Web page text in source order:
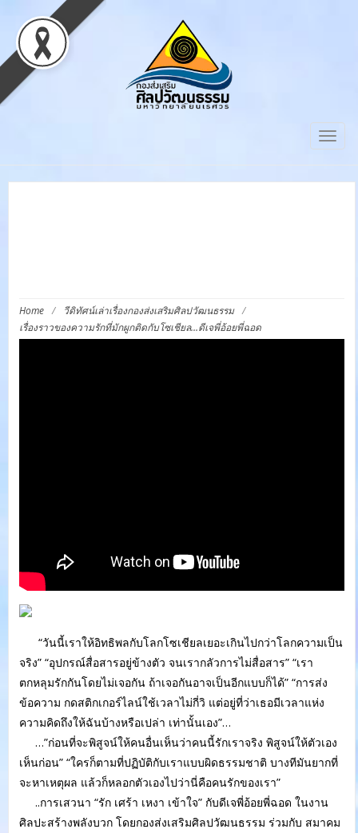
Home / วีดิทัศน์เล่าเรื่องกองส่งเสริมศิลปวัฒนธรรม /
เรื่องราวของความรักที่มักผูกติดกับโซเชียล…ดีเจพี่อ้อยพี่ฉอด
“วันนี้เราให้อิทธิพลกับโลกโซเชียลเยอะเกินไปกว่าโลกความเป็น
จริง” “อุปกรณ์สื่อสารอยู่ข้างตัว จนเรากลัวการไม่สื่อสาร” “เรา
ตกหลุมรักกันโดยไม่เจอกัน ถ้าเจอกันอาจเป็นอีกแบบก็ได้” “การส่ง
ข้อความ กดสติกเกอร์ไลน์ใช้เวลาไม่กี่วิ แต่อยู่ที่ว่าเธอมีเวลาแห่ง
ความคิดถึงให้ฉันบ้างหรือเปล่า เท่านั้นเอง”…
…”ก่อนที่จะพิสูจน์ให้คนอื่นเห็นว่าคนนี้รักเราจริง พิสูจน์ให้ตัวเอง
เห็นก่อน” “ใครก็ตามที่ปฏิบัติกับเราแบบผิดธรรมชาติ บางทีมันยากที่
จะหาเหตุผล แล้วก็หลอกตัวเองไปว่านี่คือคนรักของเรา”
..การเสวนา “รัก เศร้า เหงา เข้าใจ” กับดีเจพี่อ้อยพี่ฉอด ในงาน
ศิลปะสร้างพลังบวก โดยกองส่งเสริมศิลปวัฒนธรรม ร่วมกับ สมาคม